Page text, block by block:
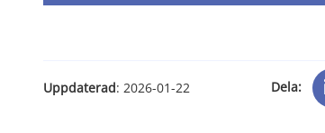
Uppdaterad: 2026-01-22 Dela: